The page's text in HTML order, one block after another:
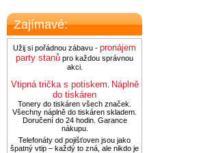
Zajímavé:
Užij si pořádnou zábavu - pronájem
party stanů pro každou správnou
akci.
Vtipná trička s potiskem Náplně
do tiskáren
Tonery do tiskáren všech značek.
Všechny náplně do tiskáren skladem.
Doručení do 24 hodin. Garance
nákupu.
Telefonáty od pojišťoven jsou jako
špatný vtip – každý to zná, ale nikdo je